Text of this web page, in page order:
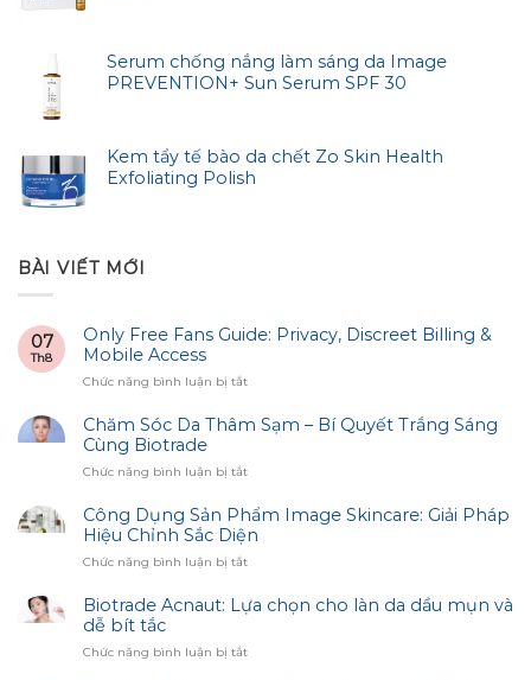
Serum chống nắng làm sáng da Image
PREVENTION+ Sun Serum SPF 30
Kem tẩy tế bào da chết Zo Skin Health
Exfoliating Polish
BÀI VIẾT MỚI
07
Th8
Only Free Fans Guide: Privacy, Discreet Billing &
Mobile Access
Chức năng bình luận bị tắtở
Free
Privacy,
Billing
&
Access
Chăm Sóc Da Thâm Sạm – Bí Quyết Trắng Sáng
Cùng Biotrade
Chức năng bình luận bị tắtở
Sóc
Sạm
Bí
Sáng
Công Dụng Sản Phẩm Image Skincare: Giải Pháp
Hiệu Chỉnh Sắc Diện
Chức năng bình luận bị tắtở
Dụng
Sản
Image
Biotrade Acnaut: Lựa chọn cho làn da dầu mụn và
dễ bít tắc
Chức năng bình luận bị tắtở